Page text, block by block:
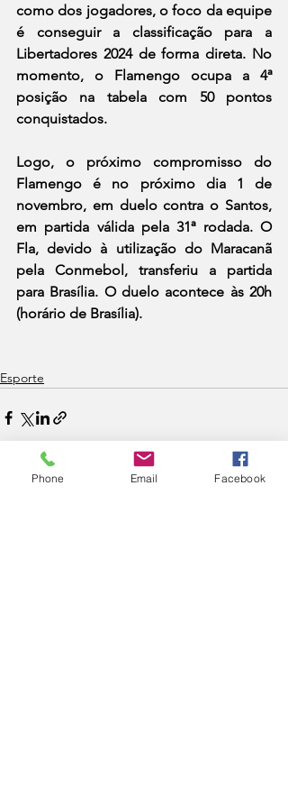
como dos jogadores, o foco da equipe
é conseguir a classificação para a
Libertadores 2024 de forma direta. No
momento, o Flamengo ocupa a 4ª
posição na tabela com 50 pontos
conquistados.
Logo, o próximo compromisso do
Flamengo é no próximo dia 1 de
novembro, em duelo contra o Santos,
em partida válida pela 31ª rodada. O
Fla, devido à utilização do Maracanã
pela Conmebol, transferiu a partida
para Brasília. O duelo acontece às 20h
(horário de Brasília).
Esporte
Phone Email Facebook